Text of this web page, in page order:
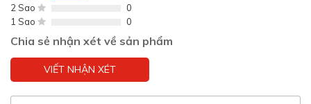
2 Sao
0
1 Sao
0
Chia sẻ nhận xét về sản phẩm
VIẾT NHẬN XÉT